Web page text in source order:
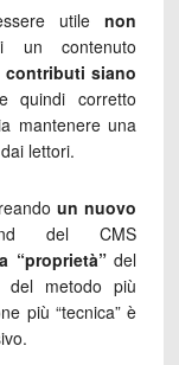
utilenon
contenuto
contributi siano
quindi corretto
mantenere una
lettori.
un nuovo
del CMS
“proprietà”del
del metodo più
più “tecnica” è